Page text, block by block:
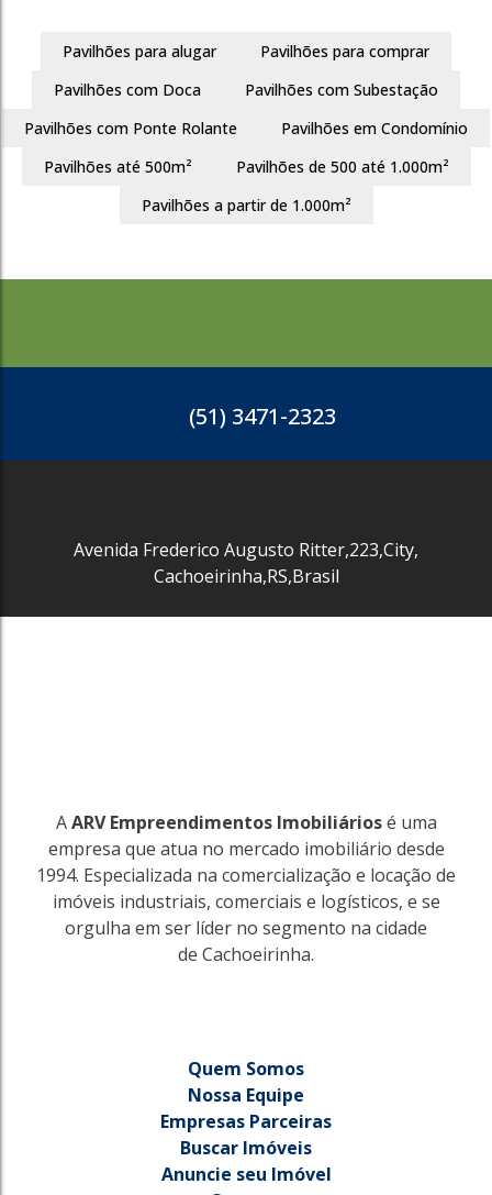
1445
R$179.000
Pavilhões para alugar
Pavilhões para comprar
Pavilhões com Doca
Pavilhões com Subestação
Pavilhões com Ponte Rolante
Pavilhões em Condomínio
Pavilhões até 500m²
Pavilhões de 500 até 1.000m²
Pavilhões a partir de 1.000m²
(51) 3471-2323
Avenida Frederico Augusto Ritter,223,City,
Cachoeirinha,RS,Brasil
AARV Empreendimentos Imobiliáriosé uma
empresa que atua no mercado imobiliário desde
1994. Especializada na comercialização e locação de
imóveis industriais, comerciais e logísticos, e se
orgulha em ser líder no segmento na cidade
de Cachoeirinha.
Quem Somos
Nossa Equipe
Empresas Parceiras
Buscar Imóveis
Anuncie seu Imóvel